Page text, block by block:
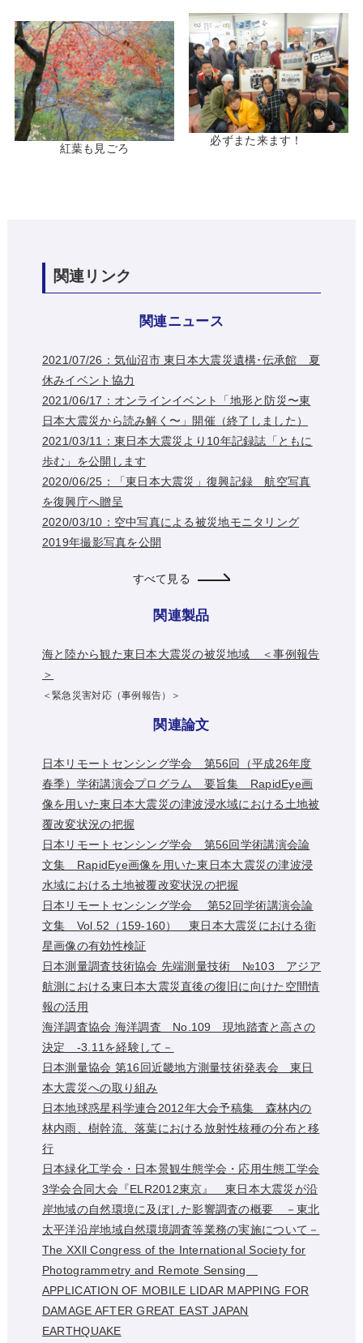
紅葉も見ごろ
必ずまた来ます！
関連リンク
関連ニュース
2021/07/26：気仙沼市 東日本大震災遺構･伝承館 夏
休みイベント協力
2021/06/17：オンラインイベント「地形と防災〜東
日本大震災から読み解く〜」開催（終了しました）
2021/03/11：東日本大震災より10年記録誌「ともに
歩む」を公開します
2020/06/25：「東日本大震災」復興記録 航空写真
を復興庁へ贈呈
2020/03/10：空中写真による被災地モニタリング
2019年撮影写真を公開
すべて見る
関連製品
海と陸から観た東日本大震災の被災地域 ＜事例報告
＞
＜緊急災害対応（事例報告）＞
関連論文
日本リモートセンシング学会 第56回（平成26年度
春季）学術講演会プログラム 要旨集 RapidEye画
像を用いた東日本大震災の津波浸水域における土地被
覆改変状況の把握
日本リモートセンシング学会 第56回学術講演会論
文集 RapidEye画像を用いた東日本大震災の津波浸
水域における土地被覆改変状況の把握
日本リモートセンシング学会 第52回学術講演会論
文集 Vol.52（159-160） 東日本大震災における衛
星画像の有効性検証
日本測量調査技術協会 先端測量技術 №103 アジア
航測における東日本大震災直後の復旧に向けた空間情
報の活用
海洋調査協会 海洋調査 No.109 現地踏査と高さの
決定 -3.11を経験して－
日本測量協会 第16回近畿地方測量技術発表会 東日
本大震災への取り組み
日本地球惑星科学連合2012年大会予稿集 森林内の
林内雨、樹幹流、落葉における放射性核種の分布と移
行
日本緑化工学会・日本景観生態学会・応用生態工学会
3学会合同大会『ELR2012東京』 東日本大震災が沿
岸地域の自然環境に及ぼした影響調査の概要 －東北
太平洋沿岸地域自然環境調査等業務の実施について－
The XXll Congress of the International Society for
Photogrammetry and Remote Sensing
APPLICATION OF MOBILE LIDAR MAPPING FOR
DAMAGE AFTER GREAT EAST JAPAN
EARTHQUAKE